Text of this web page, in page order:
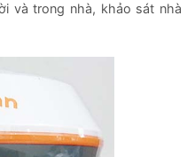
và trong nhà, khảo sát nhà